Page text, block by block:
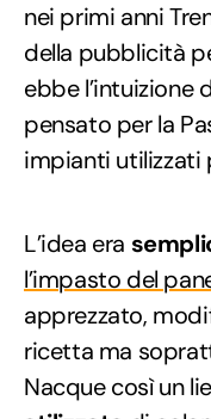
nei primi anni
della pubblicità
ebbe l’intuizione
pensato per la
impianti utilizzati
L’idea era
l’impasto del
apprezzato,
ricetta ma
Nacque così un